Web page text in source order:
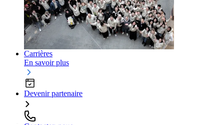
Carrières
En savoir plus
Devenir partenaire